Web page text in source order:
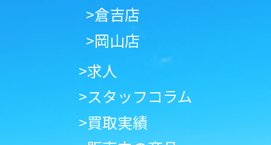
>倉吉店
>岡山店
>求人
>スタッフコラム
>買取実績